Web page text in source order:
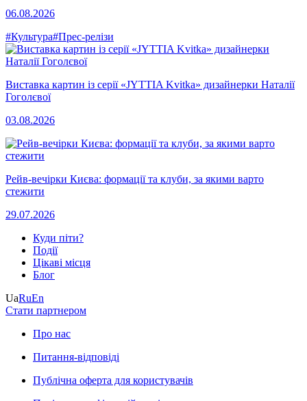
06.08.2026
#Культура#Прес-релізи
Виставка картин із серії «JYTTIA Kvitka» дизайнерки Наталії
Гоголєвої
03.08.2026
Рейв-вечірки Києва: формації та клуби, за якими варто
стежити
29.07.2026
Куди піти?
Події
Цікаві місця
Блог
UaRuEn
Стати партнером
Про нас
Питання-відповіді
Публічна оферта для користувачів